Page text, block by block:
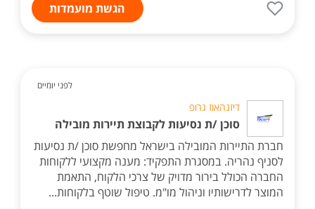
הגשת מועמדות
לפני יומיים
דיזנהאוז גרופ
סוכן /ת נסיעות לקבוצת תיירות מובילה
חברת התיירות המובילה בישראל מחפשת סוכן /ת נסיעות
לסניף נהריה. במסגרת התפקיד: מענה מקצועי ללקוחות
החברה הכולל בירור מדויק של צרכי הלקוח, התאמת
המוצר לדרישותיו וניהול מו"מ. טיפול שוטף בלקוחות...